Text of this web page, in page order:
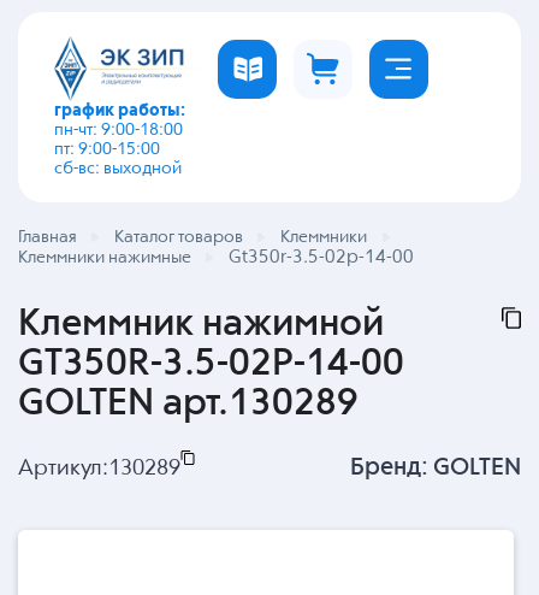
график работы:
пн-чт: 9:00-18:00
пт: 9:00-15:00
сб-вс: выходной
Главная Каталог товаров
Клеммники
Клеммники нажимные
Gt350r-3.5-02p-14-00
Клеммник нажимной
GT350R-3.5-02P-14-00
GOLTEN арт.130289
Артикул:130289 Бренд: GOLTEN